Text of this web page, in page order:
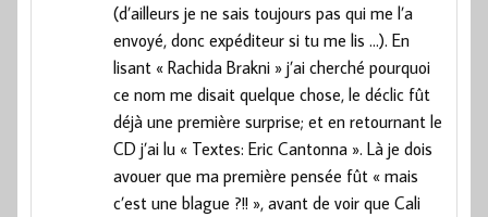
(d’ailleurs je ne sais toujours pas qui me l’a
envoyé, donc expéditeur si tu me lis …). En
lisant « Rachida Brakni » j’ai cherché pourquoi
ce nom me disait quelque chose, le déclic fût
déjà une première surprise; et en retournant le
CD j’ai lu « Textes: Eric Cantonna ». Là je dois
avouer que ma première pensée fût « mais
c’est une blague ?!! », avant de voir que Cali